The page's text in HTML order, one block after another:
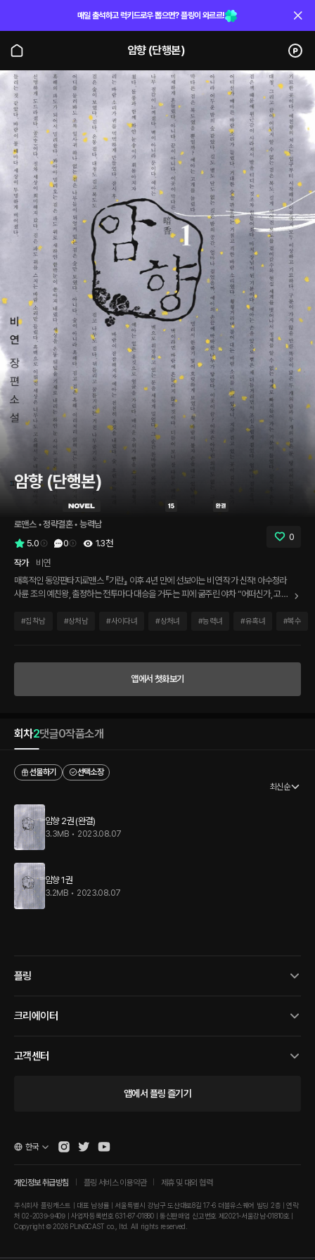
매일 출석하고 럭키드로우 뽑으면? 플링이 와르르!
암향 (단행본)
암향 (단행본)
로맨스 • 정략결혼 • 능력남
5.0
0 1.3천
0
작가
비연
매혹적인 동양판타지로맨스 『기란』 이후 4년 만에 선보이는 비연 작가 신작! 아수청라
사륜 조의 예친왕, 출정하는 전투마다 대승을 거두는 피에 굶주린 야차 “어떠신가, 고귀
을 위해 기꺼이 야만족의 나라로 떠나는 고귀한 황녀 “나는 이 혼인에 목숨을 걸었습니
일만을 천명으로 받들어 온 예친왕 아수청라사륜. 순을 지키기 위해 반드시 살아남아야
#집착남 #상처남 #사이다녀 #상처녀 #능력녀 #유혹녀 #복수
앱에서 첫화보기
회차2댓글0작품소개
선물하기
선택소장
최신순
암향 2권 (완결)
3.3MB • 2023.08.07
암향 1권
3.2MB • 2023.08.07
플링
크리에이터
고객센터
앱에서 플링 즐기기
개인정보 취급방침 플링 서비스 이용약관 제휴 및 대외 협력
주식회사 플링캐스트 | 대표 남성률 | 서울특별시 강남구 도산대로8길 17-6 더블유스퀘어 빌딩 2층 | 연락
처 02-2039-9409 | 사업자등록번호 631-87-01880 | 통신판매업 신고번호 제2021-서울강남-01810호 |
Copyright © 2026 PLINGCAST co., ltd. All rights reserved.
한국